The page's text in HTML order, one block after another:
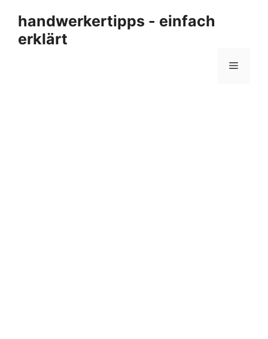
Inhalt
springen
handwerkertipps - einfach
erklärt
Menü